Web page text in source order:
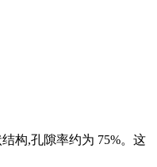
构,孔隙率约为 75%。这